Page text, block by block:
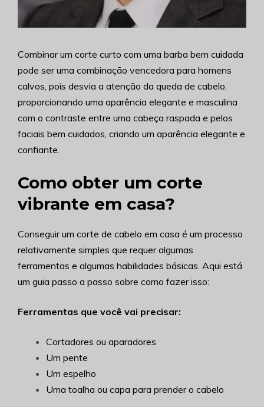
Combinar um corte curto com uma barba bem cuidada
pode ser uma combinação vencedora para homens
calvos, pois desvia a atenção da queda de cabelo,
proporcionando uma aparência elegante e masculina
com o contraste entre uma cabeça raspada e pelos
faciais bem cuidados, criando um aparência elegante e
confiante.
Como obter um corte
vibrante em casa?
Conseguir um corte de cabelo em casa é um processo
relativamente simples que requer algumas
ferramentas e algumas habilidades básicas. Aqui está
um guia passo a passo sobre como fazer isso:
Ferramentas que você vai precisar:
Cortadores ou aparadores
Um pente
Um espelho
Uma toalha ou capa para prender o cabelo